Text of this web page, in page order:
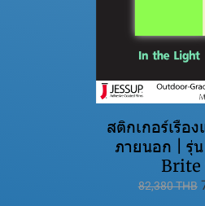
สติกเกอร์เรือ
ภายนอก | รุ่
Brite
82,380 THB